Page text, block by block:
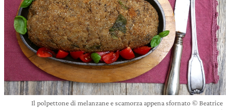
Il polpettone di melanzane e scamorza appena sfornato © Beatrice